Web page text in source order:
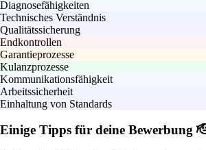
Diagnosefähigkeiten
Technisches Verständnis
Qualitätssicherung
Endkontrollen
Garantieprozesse
Kulanzprozesse
Kommunikationsfähigkeit
Arbeitssicherheit
Einhaltung von Standards
Einige Tipps für deine Bewerbung